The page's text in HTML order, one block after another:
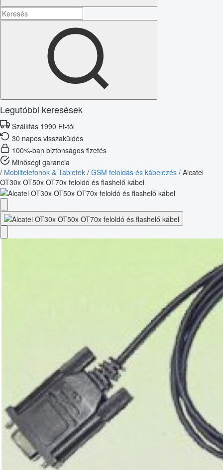
Legutóbbi keresések
Szállítás 1990 Ft-tól
30 napos visszaküldés
100%-ban biztonságos fizetés
Minőségi garancia
/ Mobiltelefonok & Tabletek / GSM feloldás és kábelezés / Alcatel
OT30x OT50x OT70x feloldó és flashelő kábel